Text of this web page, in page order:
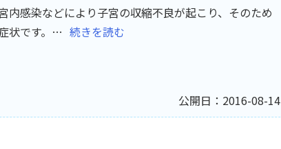
感染などにより子宮の収縮不良が起こり、そのため
状です。… 続きを読む
公開日：2016-08-14